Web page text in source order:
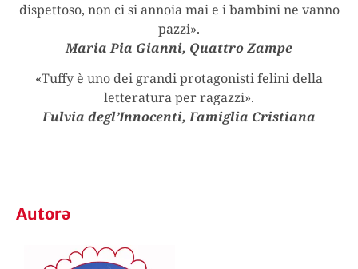
dispettoso, non ci si annoia mai e i bambini ne vanno
pazzi».
Maria Pia Gianni, Quattro Zampe
«Tuffy è uno dei grandi protagonisti felini della
letteratura per ragazzi».
Fulvia degl’Innocenti, Famiglia Cristiana
Autorə